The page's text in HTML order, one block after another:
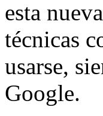
esta
técnicas
usarse,
Google.